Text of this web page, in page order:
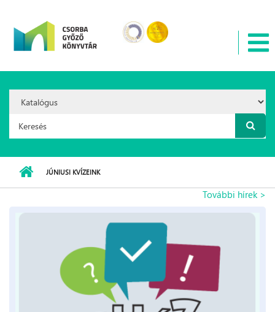
Option:
Keresés űrlap
JÚNIUSI KVÍZEINK
További hírek >